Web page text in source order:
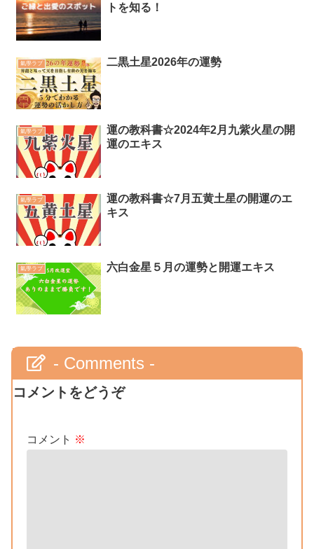
トを知る！
氣學ラブ 二黒土星2026年の運勢
氣學ラブ
運の教科書☆2024年2月九紫火星の開
運のエキス
氣學ラブ
運の教科書☆7月五黄土星の開運のエ
キス
氣學ラブ 六白金星５月の運勢と開運エキス
- Comments -
コメントをどうぞ
コメント ※